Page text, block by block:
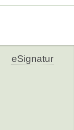
eSignatur